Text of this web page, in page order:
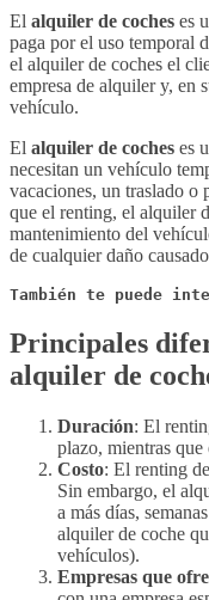
El alquiler de coches es
paga por el uso temporal
el alquiler de coches el
empresa de alquiler y, en
vehículo.
El alquiler de coches es
necesitan un vehículo
vacaciones, un traslado o
que el renting, el alquiler
mantenimiento del
de cualquier daño
También te puede
Principales
alquiler de
Duración: El
plazo, mientras
Costo: El renting
Sin embargo, el
a más días,
alquiler de coche
vehículos).
Empresas que